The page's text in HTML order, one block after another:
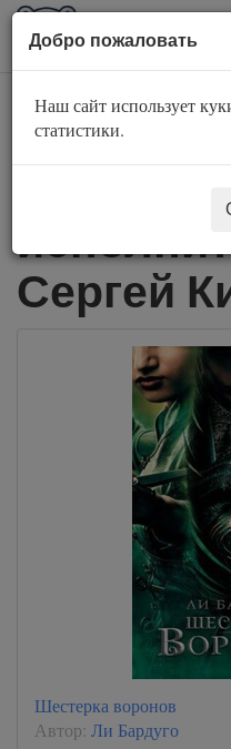
AuBook.org
Слушать
Сергей
Шестерка воронов
Автор: Ли Бардуго
Добро пожаловать
Наш сайт использует
статистики.